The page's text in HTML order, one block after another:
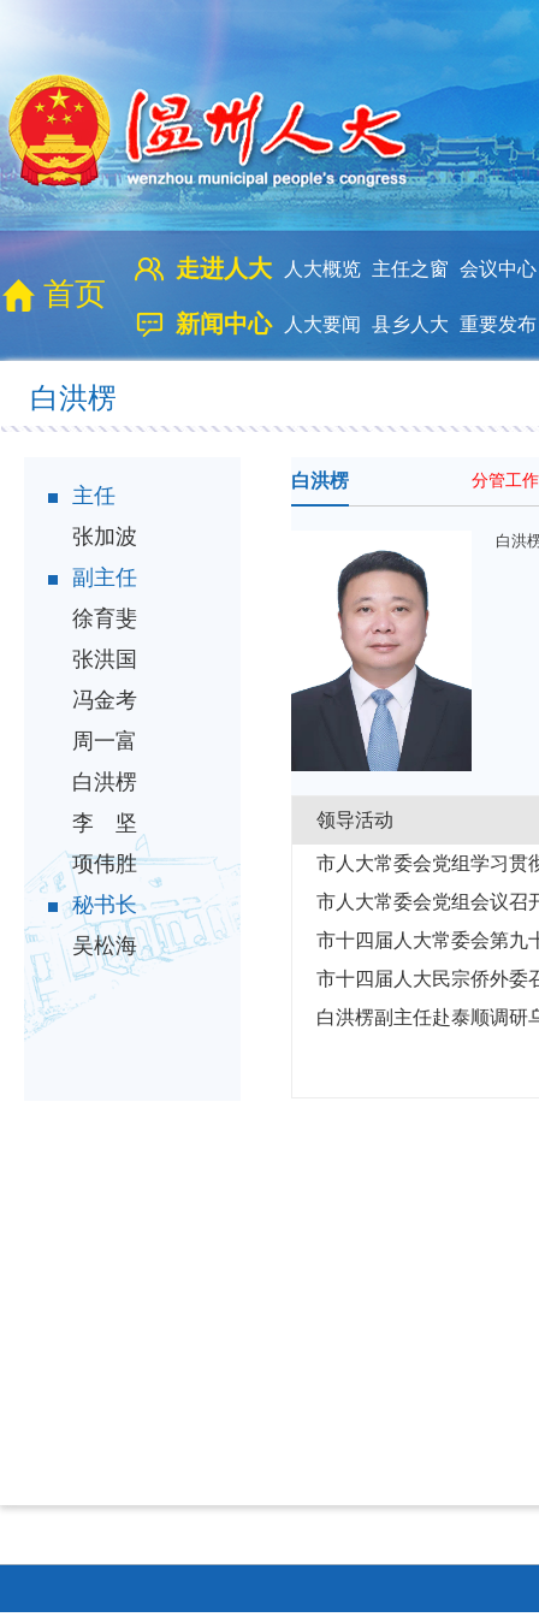
首页
走进人大 人大概览 主任之窗 会议中心
新闻中心 人大要闻 县乡人大 重要发布
白洪楞
主任
张加波
副主任
徐育斐
张洪国
冯金考
周一富
白洪楞
李 坚
项伟胜
秘书长
吴松海
白洪楞 分管工
白洪
领导活动
市人大常委会党组学习贯
市人大常委会党组会议召
市十四届人大常委会第九
市十四届人大民宗侨外委
白洪楞副主任赴泰顺调研